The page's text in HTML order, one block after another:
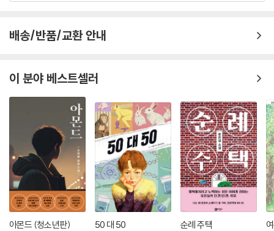
배송/반품/교환 안내
이 분야 베스트셀러
아몬드 (청소년판) 50 대 50 순례 주택